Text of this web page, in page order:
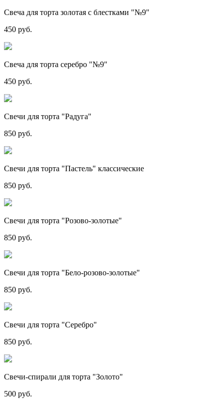
Свеча для торта золотая с блестками "№9"
450 руб.
Свеча для торта серебро "№9"
450 руб.
Свечи для торта "Радуга"
850 руб.
Свечи для торта "Пастель" классические
850 руб.
Свечи для торта "Розово-золотые"
850 руб.
Свечи для торта "Бело-розово-золотые"
850 руб.
Свечи для торта "Серебро"
850 руб.
Свечи-спирали для торта "Золото"
500 руб.